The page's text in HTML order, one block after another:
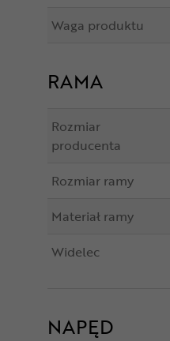
Waga produktu
RAMA
Rozmiar
producenta
Rozmiar ramy
Materiał ramy
Widelec
NAPĘD